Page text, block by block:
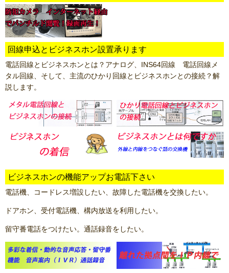
回線申込とビジネスホン設置承ります
電話回線とビジネスホンとは？アナログ、INS64回線 電話回線メ
タル回線、そして、主流のひかり回線とビジネスホンとの接続？解
説します。
ビジネスホンの機能アップお電話下さい
電話機、コードレス増設したい、故障した電話機を交換したい。
ドアホン、受付電話機、構内放送を利用したい。
留守番電話をつけたい。通話録音をしたい。